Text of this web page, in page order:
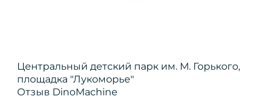
Центральный детский парк им. М. Горького,
площадка "Лукоморье"
Отзыв DinoMachine